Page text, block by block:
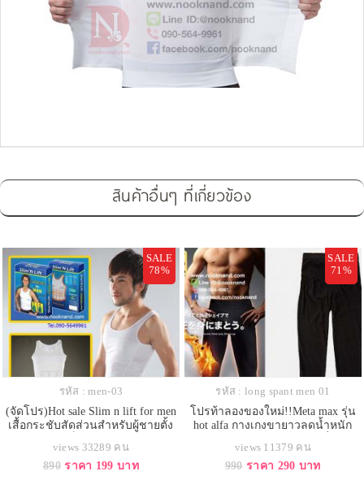
สินค้าอื่นๆ ที่เกี่ยวข้อง
SALE
78%
รหัส : men-03
(จัดโปร)Hot sale Slim n lift for men
เสื้อกระชับสัดส่วนสำหรับผู้ชายตั้ง
views 33289 คน
890 ราคา 199 บาท
SALE
71%
รหัส : long spant men 01
โปรท้าลองของใหม่!!Meta max รุ่น
hot alfa กางเกงขายาวลดน้ำหนัก
ในใยผ้า
views 11379 คน
990 ราคา 290 บาท